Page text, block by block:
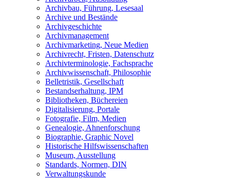
Archivbau, Führung, Lesesaal
Archive und Bestände
Archivgeschichte
Archivmanagement
Archivmarketing, Neue Medien
Archivrecht, Fristen, Datenschutz
Archivterminologie, Fachsprache
Archivwissenschaft, Philosophie
Belletristik, Gesellschaft
Bestandserhaltung, IPM
Bibliotheken, Büchereien
Digitalisierung, Portale
Fotografie, Film, Medien
Genealogie, Ahnenforschung
Biographie, Graphic Novel
Historische Hilfswissenschaften
Museum, Ausstellung
Standards, Normen, DIN
Verwaltungskunde